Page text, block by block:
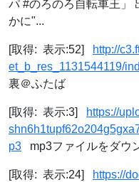
パ #のろのろ自転車王」
かに"...
[取得: 表示:52]
http://
et_b_res_1131544119/
裏＠ふたば
[取得: 表示:3]
https://
p3 mp3ファイルをダウ
[取得: 表示:24]
https://